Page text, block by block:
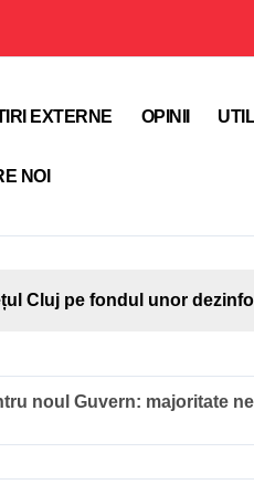
EXTERNE OPINII
NOI
Cluj pe fondul unor
noul Guvern: majoritate